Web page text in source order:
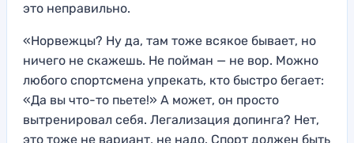
это неправильно.
«Норвежцы? Ну да, там тоже всякое бывает, но
ничего не скажешь. Не пойман — не вор. Можно
любого спортсмена упрекать, кто быстро бегает:
«Да вы что-то пьете!» А может, он просто
вытренировал себя. Легализация допинга? Нет,
это тоже не вариант, не надо. Спорт должен быть